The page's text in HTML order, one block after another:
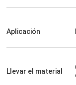
que trabajamos.
Aplicación
Llevar el material